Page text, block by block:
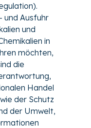
und Ausfuhr
und
in
möchten,
die
Handel
der Schutz
der Umwelt,